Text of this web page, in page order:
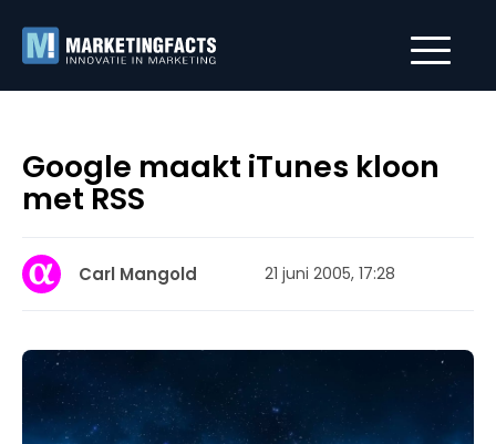
Google maakt iTunes kloon
met RSS
Carl Mangold 21 juni 2005, 17:28